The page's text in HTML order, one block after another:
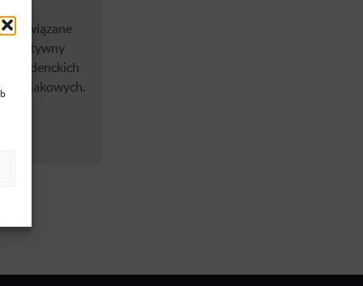
8
związane
Aktywny
studenckich
kajakowych.